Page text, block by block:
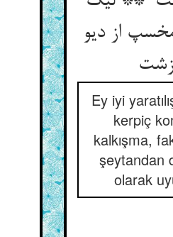
از دیو
Ey iyi
kerpiç
kalkışma,
şeytandan
olarak